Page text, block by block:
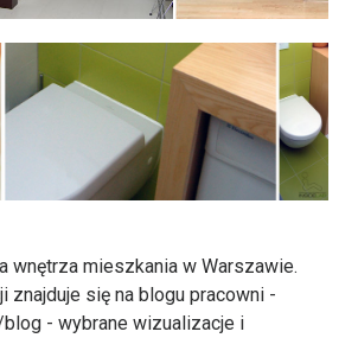
wnętrza mieszkania w Warszawie.
znajduje się na blogu pracowni -
- wybrane wizualizacje i